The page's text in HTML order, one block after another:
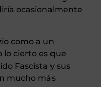
ocasionalmente
como a un
lo cierto es que
Fascista y sus
mucho más